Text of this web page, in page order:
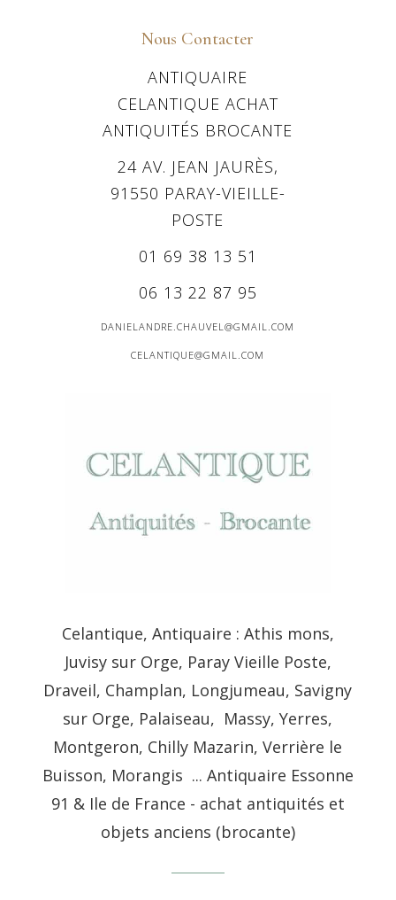
Nous Contacter
ANTIQUAIRE
CELANTIQUE ACHAT
ANTIQUITÉS BROCANTE
24 AV. JEAN JAURÈS,
91550 PARAY-VIEILLE-
POSTE
01 69 38 13 51
06 13 22 87 95
DANIELANDRE.CHAUVEL@GMAIL.COM
CELANTIQUE@GMAIL.COM
Celantique, Antiquaire : Athis mons,
Juvisy sur Orge, Paray Vieille Poste,
Draveil, Champlan, Longjumeau, Savigny
sur Orge, Palaiseau, Massy, Yerres,
Montgeron, Chilly Mazarin, Verrière le
Buisson, Morangis ... Antiquaire Essonne
91 & Ile de France - achat antiquités et
objets anciens (brocante)